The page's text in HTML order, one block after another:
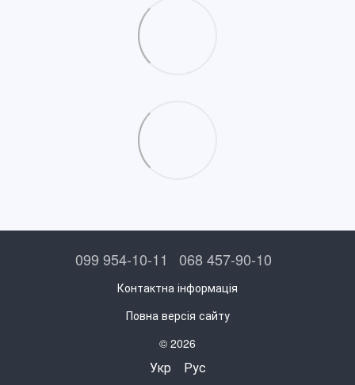
099 954-10-11 068 457-90-10
Контактна інформація
Повна версія сайту
© 2026
Укр Рус